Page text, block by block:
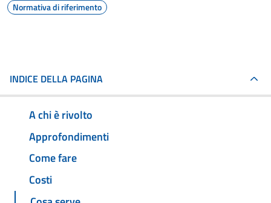
Normativa di riferimento
INDICE DELLA PAGINA
A chi è rivolto
Approfondimenti
Come fare
Costi